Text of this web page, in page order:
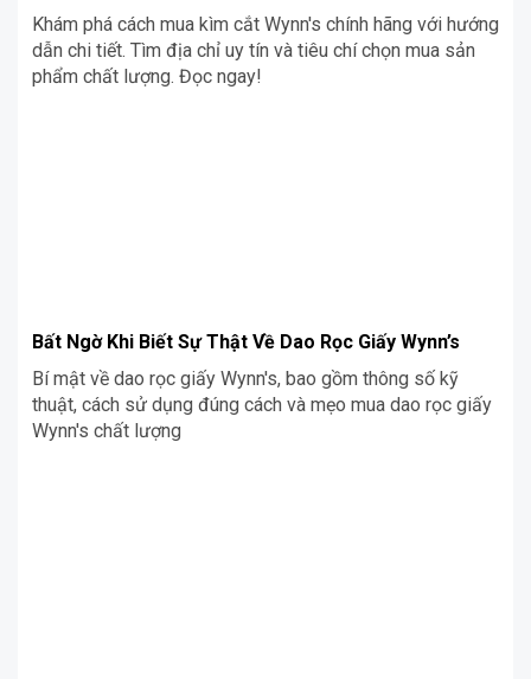
Khám phá cách mua kìm cắt Wynn's chính hãng với hướng
dẫn chi tiết. Tìm địa chỉ uy tín và tiêu chí chọn mua sản
phẩm chất lượng. Đọc ngay!
Bất Ngờ Khi Biết Sự Thật Về Dao Rọc Giấy Wynn’s
Bí mật về dao rọc giấy Wynn's, bao gồm thông số kỹ
thuật, cách sử dụng đúng cách và mẹo mua dao rọc giấy
Wynn's chất lượng